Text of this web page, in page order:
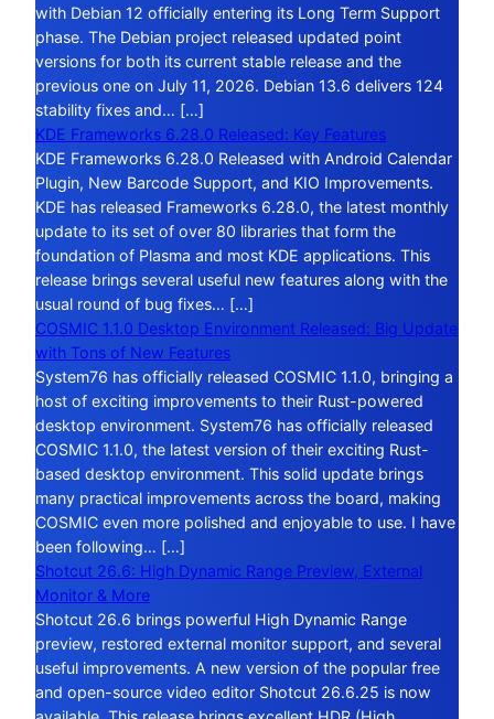
with Debian 12 officially entering its Long Term Support
phase. The Debian project released updated point
versions for both its current stable release and the
previous one on July 11, 2026. Debian 13.6 delivers 124
stability fixes and… […]
KDE Frameworks 6.28.0 Released: Key Features
KDE Frameworks 6.28.0 Released with Android Calendar
Plugin, New Barcode Support, and KIO Improvements.
KDE has released Frameworks 6.28.0, the latest monthly
update to its set of over 80 libraries that form the
foundation of Plasma and most KDE applications. This
release brings several useful new features along with the
usual round of bug fixes… […]
COSMIC 1.1.0 Desktop Environment Released: Big Update
with Tons of New Features
System76 has officially released COSMIC 1.1.0, bringing a
host of exciting improvements to their Rust-powered
desktop environment. System76 has officially released
COSMIC 1.1.0, the latest version of their exciting Rust-
based desktop environment. This solid update brings
many practical improvements across the board, making
COSMIC even more polished and enjoyable to use. I have
been following… […]
Shotcut 26.6: High Dynamic Range Preview, External
Monitor & More
Shotcut 26.6 brings powerful High Dynamic Range
preview, restored external monitor support, and several
useful improvements. A new version of the popular free
and open-source video editor Shotcut 26.6.25 is now